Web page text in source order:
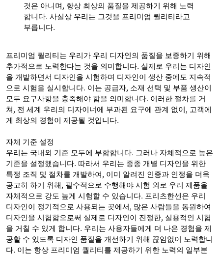
것은 아니며, 항상 최상의 품질을 제공하기 위해 노력
합니다. 사실상 우리는 그것을 프리미엄 퀄리티라고
부릅니다.
프리미엄 퀄리티는 우리가 우리 디자인의 품질을 보증하기 위해
추가적으로 노력한다는 것을 의미합니다. 실제로 우리는 디자인
을 개발하면서 디자인을 시험하며 디자인이 생산 중에도 지속적
으로 시험을 실시합니다. 이는 공급자, 소재 선택 및 부품 생산이
모두 요구사항을 충족해야 함을 의미합니다. 이러한 절차를 거
쳐, 전 세계 우리의 디자이너에 부과된 요구에 관계 없이, 고객에
게 최상의 경험이 제공될 것입니다.
자체 기준 설정
우리는 국내외 기준 모두에 부합합니다. 그러나 자체적으로 높은
기준을 설정했습니다. 따라서 우리는 종종 개별 디자인을 위한
특정 조직 및 절차를 개발하여, 이미 알려진 인증과 인정을 더욱
공고히 하기 위해, 필수적으로 수행해야 시험 외로 우리 제품을
자체적으로 강도 높게 시험할 수 있습니다. 프리츠한센은 우리
디자인이 정기적으로 사용되는 곳에서, 많은 사람들을 동원하여
디자인을 시험함으로써 실제로 디자인이 진정한, 실용적인 시험
을 거칠 수 있게 합니다. 우리는 사용자들에게 더 나은 경험을 제
공할 수 있도록 디자인 품질을 개선하기 위해 끊임없이 노력합니
다. 이는 항상 프리미엄 퀄리티를 제공하기 위한 노력의 일부분